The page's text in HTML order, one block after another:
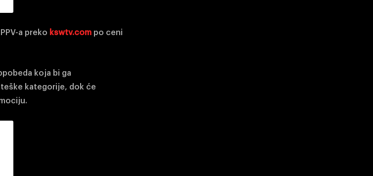
a preko kswtv.com po ceni
koja bi ga
kategorije, dok će